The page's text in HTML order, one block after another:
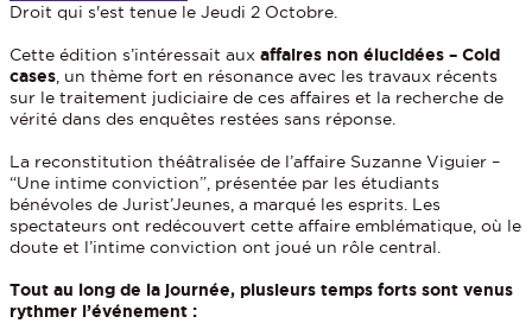
Droit qui s'est tenue le Jeudi 2 Octobre.
Cette édition s’intéressait aux affaires non élucidées – Cold
cases, un thème fort en résonance avec les travaux récents
sur le traitement judiciaire de ces affaires et la recherche de
vérité dans des enquêtes restées sans réponse.
La reconstitution théâtralisée de l’affaire Suzanne Viguier –
“Une intime conviction”, présentée par les étudiants
bénévoles de Jurist’Jeunes, a marqué les esprits. Les
spectateurs ont redécouvert cette affaire emblématique, où le
doute et l’intime conviction ont joué un rôle central.
Tout au long de la journée, plusieurs temps forts sont venus
rythmer l’événement :